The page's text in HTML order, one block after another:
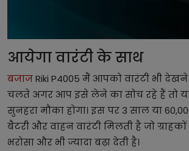
आयेगा वारंटी के साथ
बजाजRiki P4005 मैं आपको वारंटी भी
चलते अगर आप इसे लेने का सोच रहे हैं तो
सुनहरा मौका होगा। इस पर 3 साल या
बैटरी और वाहन वारंटी मिलती है जो
भरोसा और भी ज्यादा बढ़ा देती है।